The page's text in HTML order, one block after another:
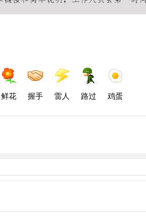
鲜花 握手 雷人 路过 鸡蛋